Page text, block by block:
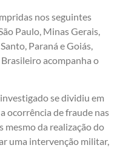
nos seguintes
Paulo, Minas Gerais,
Paraná e Goiás,
acompanha o
se dividiu em
ocorrência de fraude nas
mesmo da realização do
uma intervenção militar,